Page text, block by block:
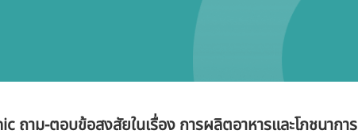
ถาม-ตอบข้อสงสัยในเรื่อง การผลิตอาหารและโภชนาการ